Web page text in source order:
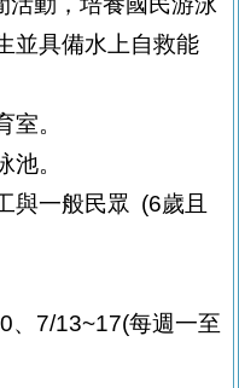
並具備水上自救能
。
。
與一般民眾 (6歲且
、 7/13~17(每週一至